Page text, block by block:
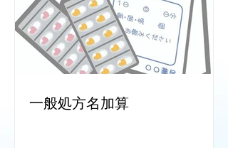
一般処方名加算